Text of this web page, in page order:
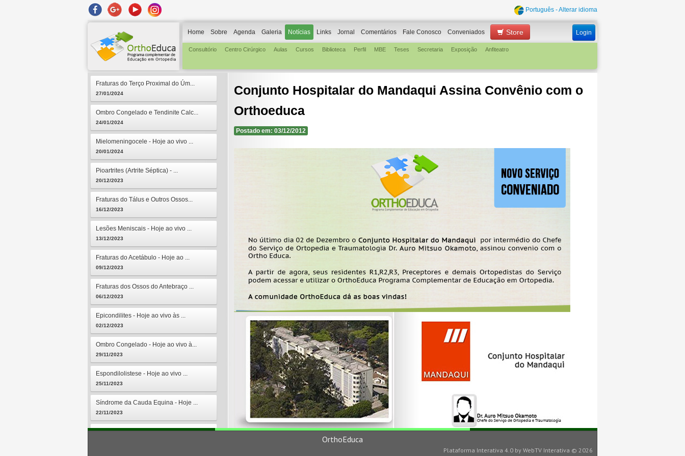
Português - Alterar idioma
Home Sobre Agenda Galeria Notícias Links Jornal Comentários Fale Conosco Conveniados Login
Store
Consultório Centro Cirúrgico Aulas Cursos Biblioteca Perfil MBE Teses Secretaria Exposição Anfiteatro
Fraturas do Terço Proximal do Úm...
27/01/2024
Ombro Congelado e Tendinite Calc...
24/01/2024
Mielomeningocele - Hoje ao vivo ...
20/01/2024
Pioartrites (Artrite Séptica) - ...
20/12/2023
Fraturas do Tálus e Outros Ossos...
16/12/2023
Lesões Meniscais - Hoje ao vivo ...
13/12/2023
Fraturas do Acetábulo - Hoje ao ...
09/12/2023
Fraturas dos Ossos do Antebraço ...
06/12/2023
Epicondilites - Hoje ao vivo às ...
02/12/2023
Ombro Congelado - Hoje ao vivo à...
29/11/2023
Espondilolistese - Hoje ao vivo ...
25/11/2023
Síndrome da Cauda Equina - Hoje ...
22/11/2023
Osteomielites - Hoje ao vivo às ...
Conjunto Hospitalar do Mandaqui Assina Convênio com o
Orthoeduca
Postado em: 03/12/2012
OrthoEduca
Plataforma Interativa 4.0 by WebTV Interativa © 2026